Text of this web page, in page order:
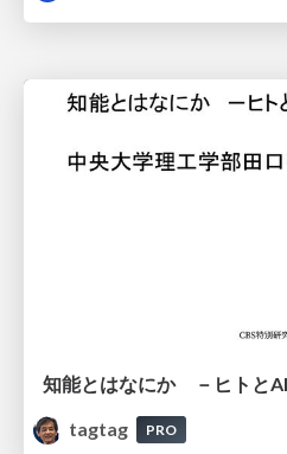
知能とはなにか －ヒトと
tagtag
PRO